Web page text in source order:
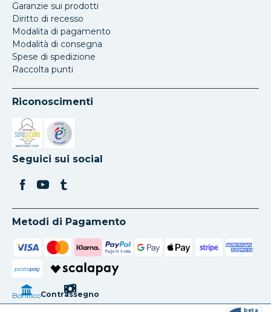
Garanzie sui prodotti
Diritto di recesso
Modalita di pagamento
Modalità di consegna
Spese di spedizione
Raccolta punti
Riconoscimenti
Si apre in una nuova scheda
Si apre in una nuova scheda
Seguici sui social
Metodi di Pagamento
postepay
BonificoContrassegno
beta